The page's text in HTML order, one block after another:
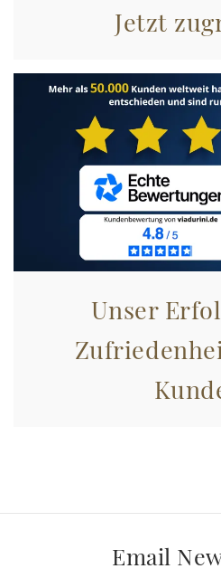
Jetzt
Unser
Email